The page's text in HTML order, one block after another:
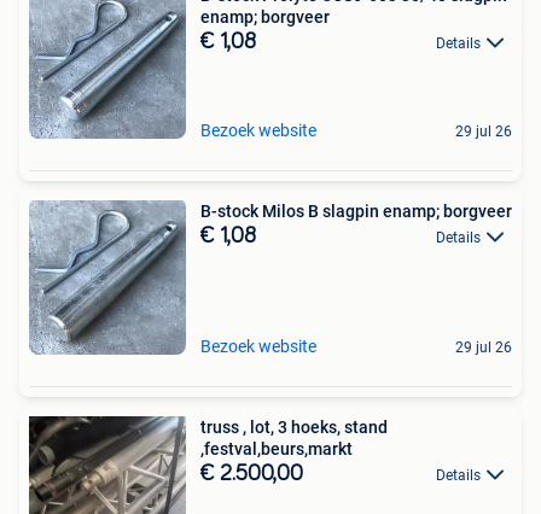
enamp; borgveer
€ 1,08 Details
Bezoek website 29 jul 26
B-stock Milos B slagpin enamp; borgveer
€ 1,08 Details
Bezoek website 29 jul 26
truss , lot, 3 hoeks, stand
,festval,beurs,markt
€ 2.500,00 Details